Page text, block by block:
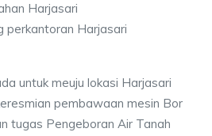
Harjasari
perkantoran Harjasari
untuk meuju lokasi Harjasari
pembawaan mesin Bor
tugas Pengeboran Air Tanah